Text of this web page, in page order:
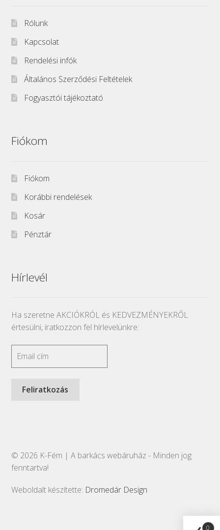
Rólunk
Kapcsolat
Rendelési infók
Általános Szerződési Feltételek
Fogyasztói tájékoztató
Fiókom
Fiókom
Korábbi rendelések
Kosár
Pénztár
Hírlevél
Ha szeretne AKCIÓKRÓL és KEDVEZMÉNYEKRŐL
értesülni, íratkozzon fel hírlevelünkre:
© 2026 K-Fém | A barkács webáruház - Minden jog
fenntartva!
Weboldalt készítette: Dromedár Design
0